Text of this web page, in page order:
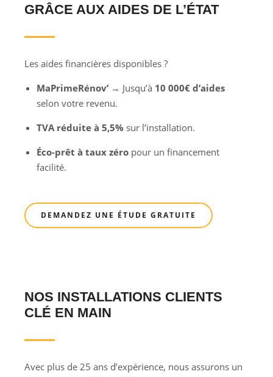
GRÂCE AUX AIDES DE L’ÉTAT
Les aides financières disponibles ?
MaPrimeRénov’ → Jusqu’à 10 000€ d’aides
selon votre revenu.
TVA réduite à 5,5% sur l’installation.
Éco-prêt à taux zéro pour un financement
facilité.
DEMANDEZ UNE ÉTUDE GRATUITE
NOS INSTALLATIONS CLIENTS
CLÉ EN MAIN
Avec plus de 25 ans d’expérience, nous assurons un